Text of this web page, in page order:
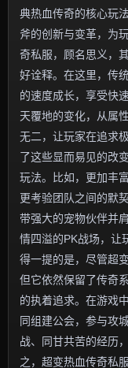
典热血传奇的核心玩
斧的创新与变革，为
奇私服，顾名思义，
好诠释。在这里，传
的速度成长，享受快
天覆地的变化，从属
无二，让玩家在追求
了这些显而易见的改
玩法。比如，更加丰
更考验团队之间的默
带强大的宠物伙伴并
情四溢的PK战场，让
得一提的是，尽管超
但它依然保留了传奇
的执着追求。在游戏
同组建公会，参与攻
战、同甘共苦的经历
之，超变热血传奇私